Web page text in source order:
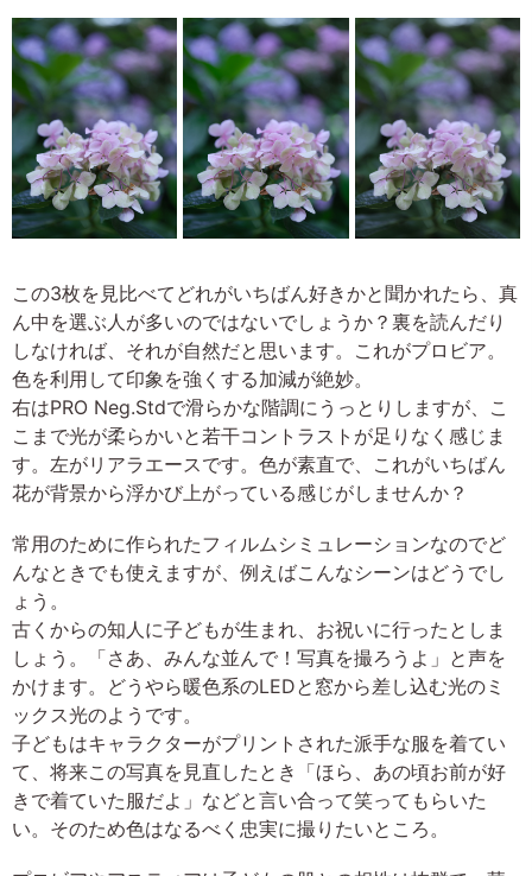
この3枚を見比べてどれがいちばん好きかと聞かれたら、真
ん中を選ぶ人が多いのではないでしょうか？裏を読んだり
しなければ、それが自然だと思います。これがプロビア。
色を利用して印象を強くする加減が絶妙。
右はPRO Neg.Stdで滑らかな階調にうっとりしますが、こ
こまで光が柔らかいと若干コントラストが足りなく感じま
す。左がリアラエースです。色が素直で、これがいちばん
花が背景から浮かび上がっている感じがしませんか？
常用のために作られたフィルムシミュレーションなのでど
んなときでも使えますが、例えばこんなシーンはどうでし
ょう。
古くからの知人に子どもが生まれ、お祝いに行ったとしま
しょう。「さあ、みんな並んで！写真を撮ろうよ」と声を
かけます。どうやら暖色系のLEDと窓から差し込む光のミ
ックス光のようです。
子どもはキャラクターがプリントされた派手な服を着てい
て、将来この写真を見直したとき「ほら、あの頃お前が好
きで着ていた服だよ」などと言い合って笑ってもらいた
い。そのため色はなるべく忠実に撮りたいところ。